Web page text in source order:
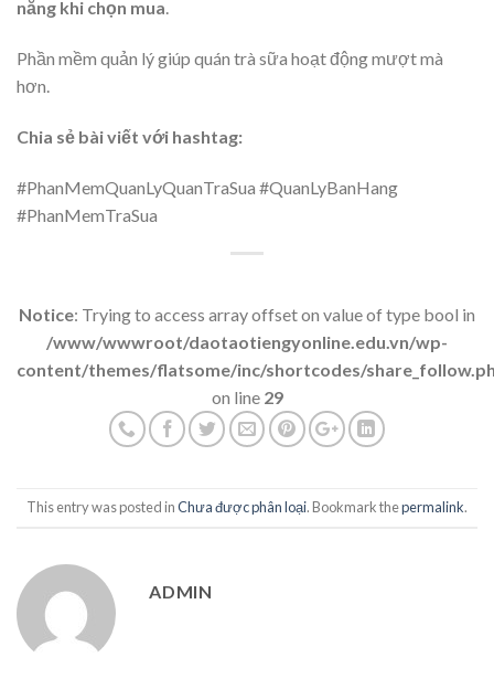
năng khi chọn mua.
Phần mềm quản lý giúp quán trà sữa hoạt động mượt mà
hơn.
Chia sẻ bài viết với hashtag:
#PhanMemQuanLyQuanTraSua #QuanLyBanHang
#PhanMemTraSua
Notice: Trying to access array offset on value of type bool in
/www/wwwroot/daotaotiengyonline.edu.vn/wp-
content/themes/flatsome/inc/shortcodes/
on line 29
This entry was posted inChưa được phân loại. Bookmark thepermalink.
ADMIN